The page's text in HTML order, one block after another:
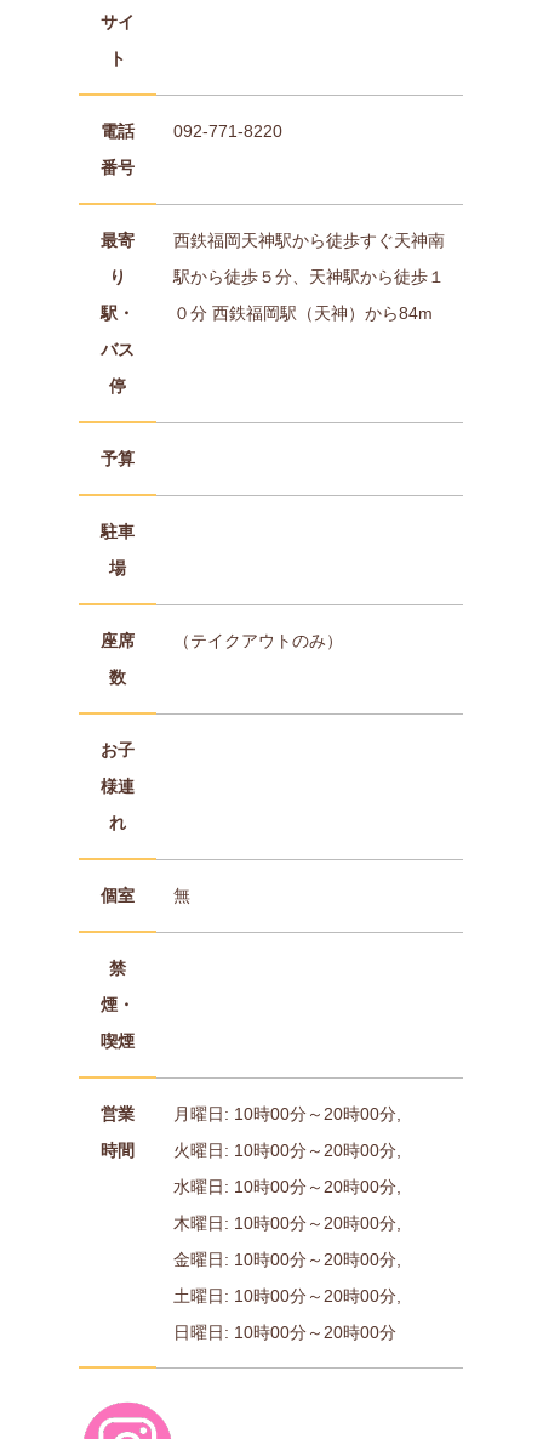
サイ
ト
電話
番号
092-771-8220
最寄
り
駅・
バス
停
西鉄福岡天神駅から徒歩すぐ天神南
駅から徒歩５分、天神駅から徒歩１
０分 西鉄福岡駅（天神）から84m
予算
駐車
場
座席
数
（テイクアウトのみ）
お子
様連
れ
個室 無
禁
煙・
喫煙
営業
時間
月曜日: 10時00分～20時00分,
火曜日: 10時00分～20時00分,
水曜日: 10時00分～20時00分,
木曜日: 10時00分～20時00分,
金曜日: 10時00分～20時00分,
土曜日: 10時00分～20時00分,
日曜日: 10時00分～20時00分